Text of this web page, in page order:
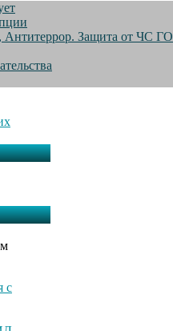
Антитеррор. Защита от ЧС ГО
с